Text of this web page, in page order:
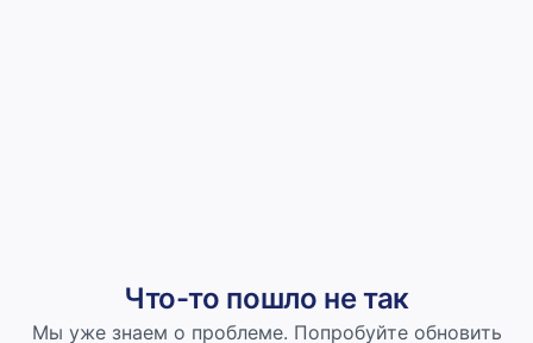
Что-то пошло не так
Мы уже знаем о проблеме. Попробуйте обновить